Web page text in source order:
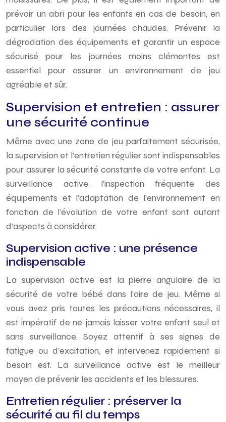
prévoir un abri pour les enfants en cas de besoin, en
particulier lors des journées chaudes. Prévenir la
dégradation des équipements et garantir un espace
sécurisé pour les journées moins clémentes est
essentiel pour assurer un environnement de jeu
agréable et sûr.
Supervision et entretien : assurer
une sécurité continue
Même avec une zone de jeu parfaitement sécurisée,
la supervision et l’entretien régulier sont indispensables
pour assurer la sécurité constante de votre enfant. La
surveillance active, l’inspection fréquente des
équipements et l’adaptation de l’environnement en
fonction de l’évolution de votre enfant sont autant
d’aspects à considérer.
Supervision active : une présence
indispensable
La supervision active est la pierre angulaire de la
sécurité de votre bébé dans l’aire de jeu. Même si
vous avez pris toutes les précautions nécessaires, il
est impératif de ne jamais laisser votre enfant seul et
sans surveillance. Soyez attentif à ses signes de
fatigue ou d’excitation, et intervenez rapidement si
besoin est. La surveillance active est le meilleur
moyen de prévenir les accidents et les blessures.
Entretien régulier : préserver la
sécurité au fil du temps